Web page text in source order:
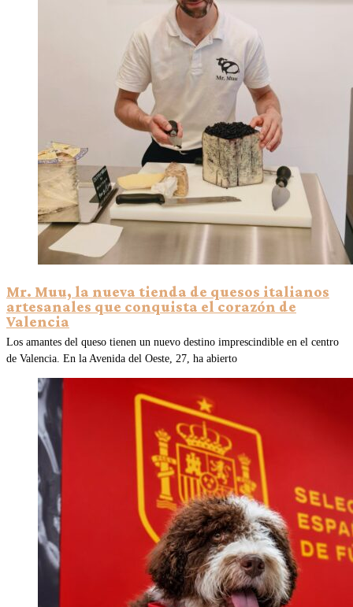
Mr. Muu, la nueva tienda de quesos italianos
artesanales que conquista el corazón de
Valencia
Los amantes del queso tienen un nuevo destino imprescindible en el centro
de Valencia. En la Avenida del Oeste, 27, ha abierto